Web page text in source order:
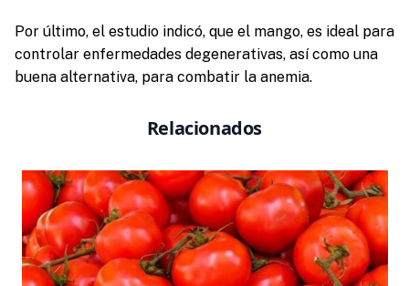
Por último, el estudio indicó, que el mango, es ideal para
controlar enfermedades degenerativas, así como una
buena alternativa, para combatir la anemia.
Relacionados